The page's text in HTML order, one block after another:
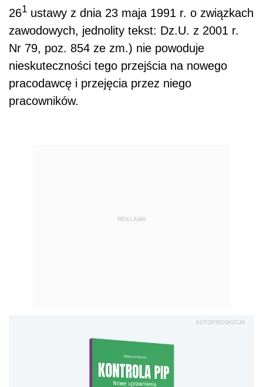
261 ustawy z dnia 23 maja 1991 r. o związkach
zawodowych, jednolity tekst: Dz.U. z 2001 r.
Nr 79, poz. 854 ze zm.) nie powoduje
nieskuteczności tego przejścia na nowego
pracodawcę i przejęcia przez niego
pracowników.
REKLAMA
AUTOPROMOCJA